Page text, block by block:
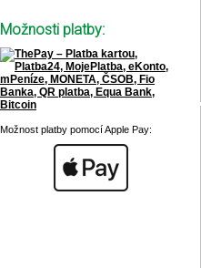
Možnosti platby:
Možnost platby pomocí Apple Pay: